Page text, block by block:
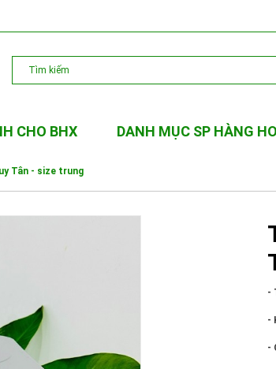
CHO BHX DANH MỤC SP HÀNG
Tân - size trung
-
-
-